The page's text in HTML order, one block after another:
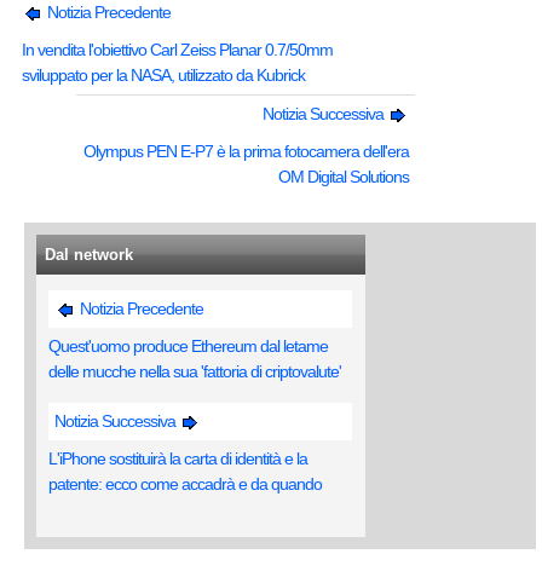
Notizia Precedente
In vendita l'obiettivo Carl Zeiss Planar 0.7/50mm
sviluppato per la NASA, utilizzato da Kubrick
Notizia Successiva
Olympus PEN E-P7 è la prima fotocamera dell'era
OM Digital Solutions
Dal network
Notizia Precedente
Quest'uomo produce Ethereum dal letame
delle mucche nella sua 'fattoria di criptovalute'
Notizia Successiva
L'iPhone sostituirà la carta di identità e la
patente: ecco come accadrà e da quando